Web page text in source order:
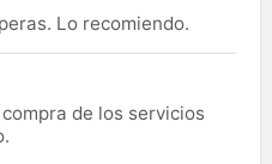
Lo recomiendo.
de los servicios